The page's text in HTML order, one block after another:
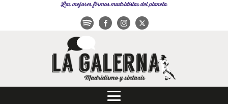
Las mejores firmas madridistas del planeta